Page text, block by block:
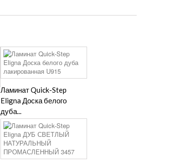
Ламинат Quick-Step
Eligna Доска белого
дуба...